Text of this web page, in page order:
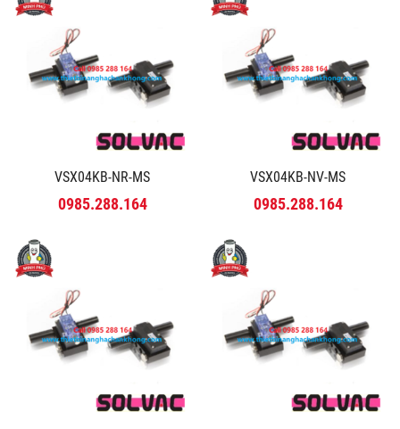
VSX04KB-NR-MS
0985.288.164
VSX04KB-NV-MS
0985.288.164